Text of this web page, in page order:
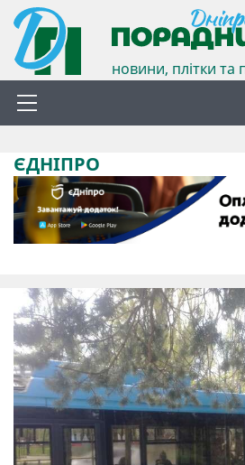
новини, плітки та
ЄДНІПРО